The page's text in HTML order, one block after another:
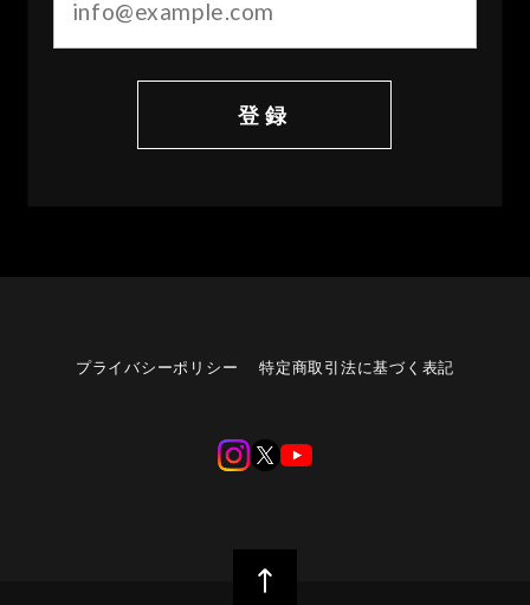
登録
プライバシーポリシー 特定商取引法に基づく表記